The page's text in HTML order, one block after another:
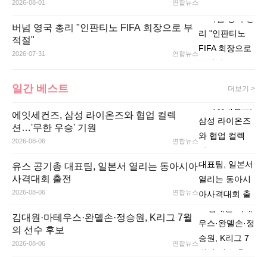
2026-08-01 연합뉴스
버넘 영국 총리 "인판티노 FIFA 회장으로 부
적절"
2026-07-31 연합뉴스
일간 베스트 더보기 >
에잇세컨즈, 삼성 라이온즈와 협업 컬렉
션…'무한 우승' 기원
2026-08-06 연합뉴스
유스 공기총 대표팀, 일본서 열리는 동아시아
사격대회 출전
2026-08-06 연합뉴스
김대원·마테우스·완델손·정승원, K리그 7월
의 선수 후보
2026-08-06 연합뉴스